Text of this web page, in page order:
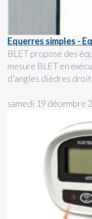
Equerres simples -
BLET propose des
mesure BLET en
d'angles dièdres
samedi 19 décembre